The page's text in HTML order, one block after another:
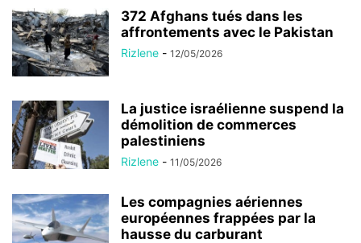
372 Afghans tués dans les
affrontements avec le Pakistan
Rizlene - 12/05/2026
La justice israélienne suspend la
démolition de commerces
palestiniens
Rizlene - 11/05/2026
Les compagnies aériennes
européennes frappées par la
hausse du carburant